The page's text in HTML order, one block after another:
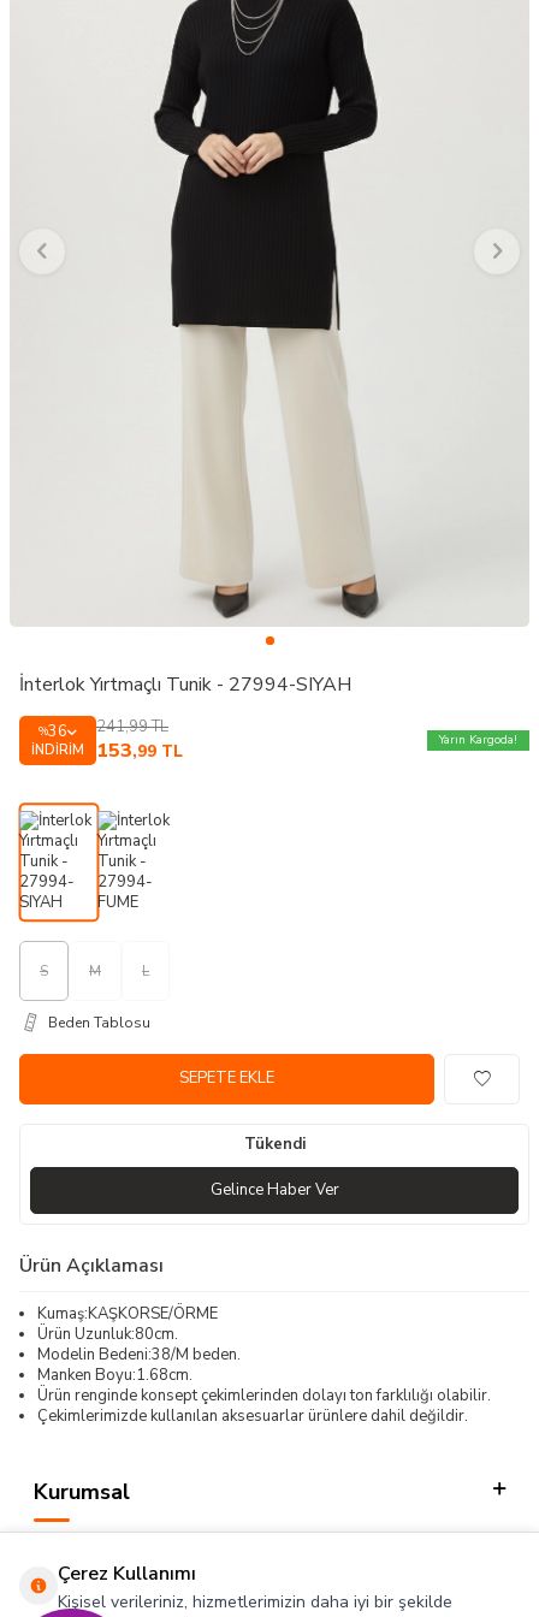
İnterlok Yırtmaçlı Tunik - 27994-SIYAH
%36
İNDIRIM
241,99TL
153,99 TL
Yarın Kargoda!
S M L
Beden Tablosu
SEPETE EKLE
Tükendi
Gelince Haber Ver
Ürün Açıklaması
Kumaş:KAŞKORSE/ÖRME
Ürün Uzunluk:80cm.
Modelin Bedeni:38/M beden.
Manken Boyu:1.68cm.
Ürün renginde konsept çekimlerinden dolayı ton farklılığı olabilir.
Çekimlerimizde kullanılan aksesuarlar ürünlere dahil değildir.
Kurumsal
Hızlı Erişim
Çerez Kullanımı
Kişisel verileriniz, hizmetlerimizin daha iyi bir şekilde